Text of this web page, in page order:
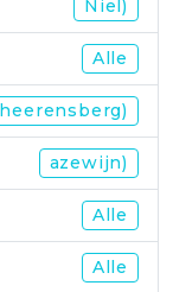
Niel)
Alle
heerensberg)
azewijn)
Alle
Alle